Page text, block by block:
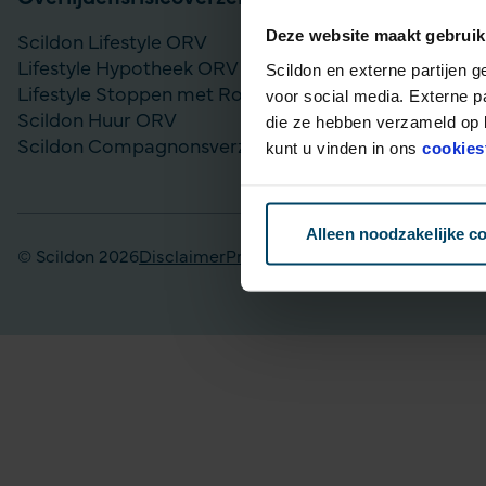
Deze website maakt
Scildon en externe partijen
voor social media. Externe
die ze hebben verzameld
kunt u vinden in ons
Alleen noodzakelijke
Scildon Lifestyle ORV
Lifestyle Hypotheek ORV
Lifestyle Stoppen met Roken ORV
Scildon Huur ORV
Scildon Compagnonsverzekering
Vergelijk
Gouden
Lijfrente
Particulier
Scildon
© Scildon 2026Disclaimer Privacy statement